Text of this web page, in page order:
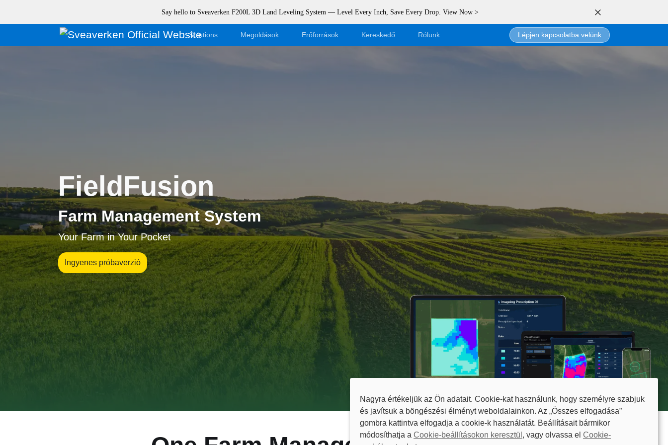
Say hello to Sveaverken F200L 3D Land Leveling System — Level Every Inch, Save Every Drop. View Now >
Solutions Megoldások Erőforrások Kereskedő Rólunk Lépjen kapcsolatba velünk
FieldFusion
Farm Management System
Your Farm in Your Pocket
Ingyenes próbaverzió
Nagyra értékeljük az Ön adatait. Cookie-kat használunk, hogy személyre szabjuk
és javítsuk a böngészési élményt weboldalainkon. Az „Összes elfogadása”
gombra kattintva elfogadja a cookie-k használatát. Beállításait bármikor
módosíthatja a Cookie-beállításokon keresztül , vagy olvassa el Cookie-